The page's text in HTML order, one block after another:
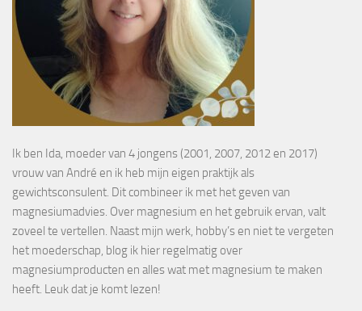
Ik ben Ida, moeder van 4 jongens (2001, 2007, 2012 en 2017)
vrouw van André en ik heb mijn eigen praktijk als
gewichtsconsulent. Dit combineer ik met het geven van
magnesiumadvies. Over magnesium en het gebruik ervan, valt
zoveel te vertellen. Naast mijn werk, hobby’s en niet te vergeten
het moederschap, blog ik hier regelmatig over
magnesiumproducten en alles wat met magnesium te maken
heeft. Leuk dat je komt lezen!